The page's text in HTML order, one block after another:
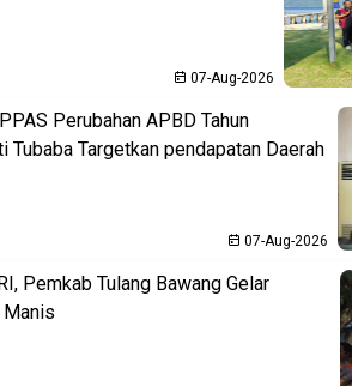
07-Aug-2026
Perubahan APBD Tahun
Tubaba Targetkan pendapatan Daerah
07-Aug-2026
Pemkab Tulang Bawang Gelar
Manis